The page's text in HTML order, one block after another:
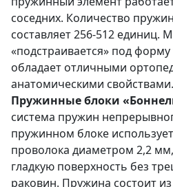
соседних. Количество
составляет 256-512 единиц.
«подстраивается» под форму
обладает отличными
анатомическими свойствами.
Пружинные блоки
система пружин
пружинном блоке
проволока диаметром 2,2
гладкую поверхность без
раковин. Пружина состоит